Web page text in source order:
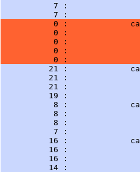
7 :
7 :
0 :
0 :
0 :
0 :
0 :
21 :
21 :
21 :
19 :
8 :
8 :
8 :
7 :
16 :
16 :
16 :
14 :